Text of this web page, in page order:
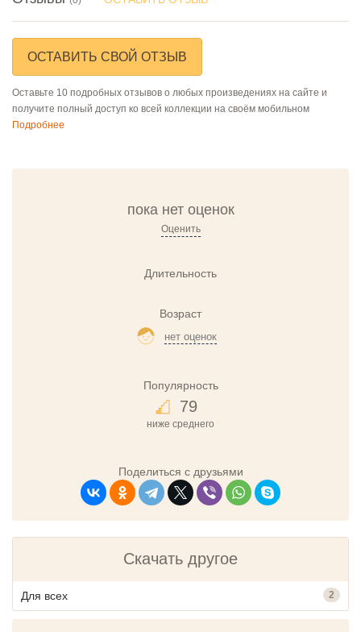
ОСТАВИТЬ СВОЙ ОТЗЫВ
Оставьте 10 подробных отзывов о любых произведениях на сайте и
получите полный доступ ко всей коллекции на своём мобильном
Подробнее
пока нет оценок
Оценить
Длительность
Возраст
нет оценок
Популярность
79
ниже среднего
Поделиться с друзьями
Скачать другое
Для всех 2